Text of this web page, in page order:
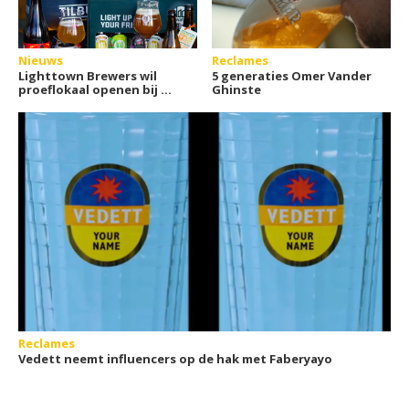
Nieuws
Lighttown Brewers wil
proeflokaal openen bij de
Reclames
5 generaties Omer Vander
Ghinste
Reclames
Vedett neemt influencers op de hak met Faberyayo